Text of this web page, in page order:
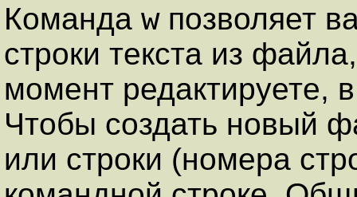
Команда wпозволяет
строки текста из
момент редактируете,
Чтобы создать новый
или строки (номера